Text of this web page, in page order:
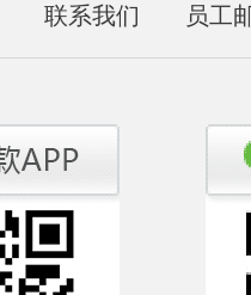
联系我们 员工